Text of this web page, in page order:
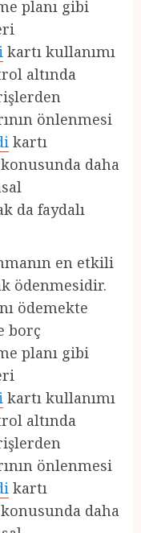
planı gibi
kartı kullanımı
altında
önlenmesi
kartı
daha
da faydalı
en etkili
ödenmesidir.
ödemekte
borç
planı gibi
kartı kullanımı
altında
önlenmesi
kartı
daha